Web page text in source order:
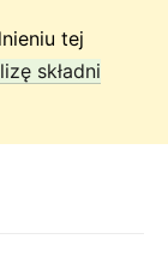
tej
składni